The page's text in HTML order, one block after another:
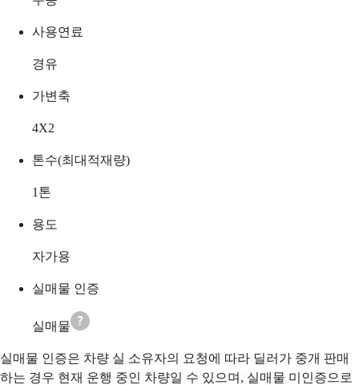
사용연료
경유
가변축
4X2
톤수(최대적재량)
1 톤
용도
자가용
실매물 인증
실매물
실매물 인증은 차량 실 소유자의 요청에 따라 딜러가 중개 판매
하는 경우 현재 운행 중인 차량일 수 있으며, 실매물 미인증으로